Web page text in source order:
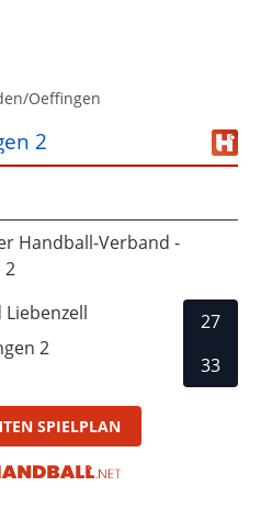
Oeffingen
2
Handball-Verband -
2
Liebenzell
2
27
33
SPIELPLAN